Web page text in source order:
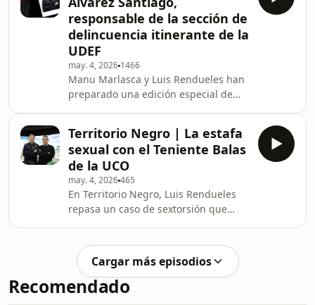
especializado en prevenir suicidios
anunciados en redes sociales. Los
periodistas han explicado cómo
trabajan estos agentes de la Unidad
Central de Ciberdelincuencia, que
rastrean mensajes publicados en
plataformas como TikTok o Instagram
responsable de la sección de
delincuencia itinerante de la
UDEF
may. 4, 2026 1466
Manu Marlasca y Luis Rendueles han
preparado una edición especial de
Santiago, responsable de la sección
de delincuencia itinerante de la UDEV.
Learn more about your ad choices.
Visit megaphone.fm/adchoices
Territorio Negro | La estafa
sexual con el Teniente Balas
de la UCO
may. 4, 2026465
En Territorio Negro, Luis Rendueles
repasa un caso de sextorsión que
agentes de Interpol y de la Guardia
Civil, incluso suplantando la identidad
del teniente coronel Antonio Balas,
para intimidar a sus víctimas con
Cargar más episodios
Recomendado